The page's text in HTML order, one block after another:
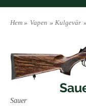
Hem » Vapen » Kulgevär »
Sauer